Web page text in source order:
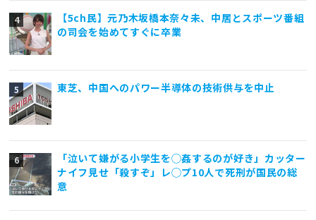
【5ch民】元乃木坂橋本奈々未、中居とスポーツ番組
の司会を始めてすぐに卒業
東芝、中国へのパワー半導体の技術供与を中止
「泣いて嫌がる小学生を◯姦するのが好き」カッター
ナイフ見せ「殺すぞ」レ◯プ10人で死刑が国民の総
意